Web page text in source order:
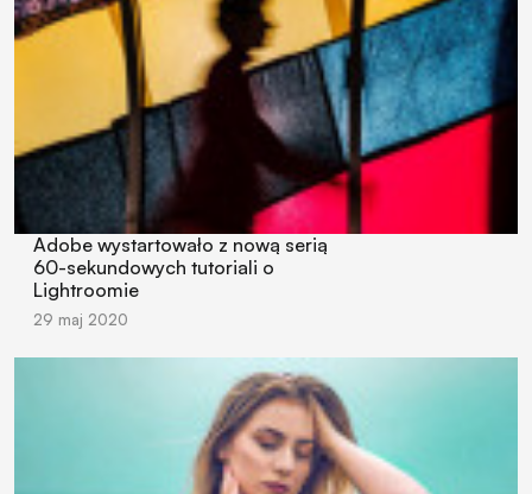
Adobe wystartowało z nową serią
60-sekundowych tutoriali o
Lightroomie
29 maj 2020